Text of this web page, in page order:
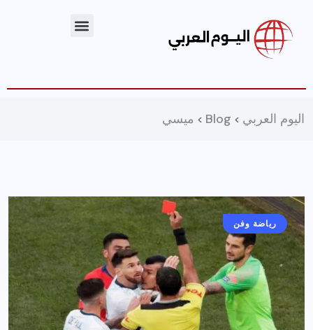
اليوم العربي >
Blog
> ميسي
رياضة وفن